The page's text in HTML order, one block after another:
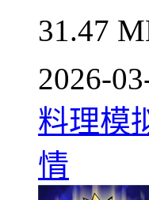
31.47
2026-
料理模
情